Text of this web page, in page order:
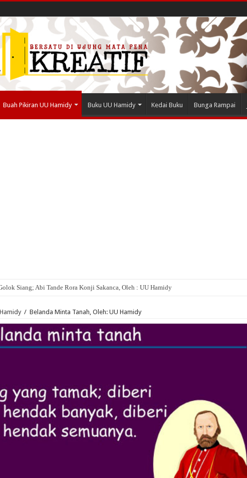
Buah Pikiran UU Hamidy Buku UU Hamidy Kedai Buku Bunga Rampai
Siang; Abi Tande Rora Konji Sakanca, Oleh : UU Hamidy
Lambek Bota, Tuo Lambek Mati, Oleh : UU Hamidy
/ Belanda Minta Tanah, Oleh: UU Hamidy